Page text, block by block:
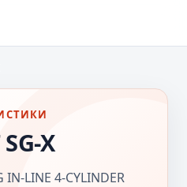
X
IN-LINE 4-CYLINDER